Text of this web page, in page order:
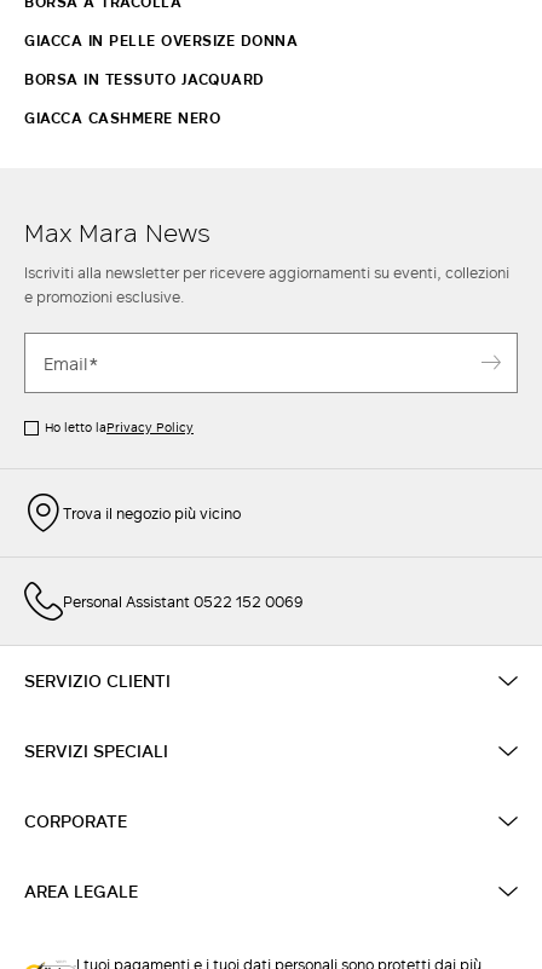
GIACCA IN PELLE OVERSIZE DONNA
BORSA IN TESSUTO JACQUARD
GIACCA CASHMERE NERO
Max Mara News
Iscriviti alla newsletter per ricevere aggiornamenti su eventi, collezioni
e promozioni esclusive.
Ho letto laPrivacy Policy
Trova il negozio più vicino
Personal Assistant 0522 152 0069
SERVIZIO CLIENTI
SERVIZI SPECIALI
CORPORATE
AREA LEGALE
I tuoi pagamenti e i tuoi dati personali sono protetti dai più